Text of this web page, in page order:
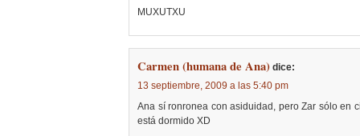
MUXUTXU
Carmen (humana de Ana) dice:
13 septiembre, 2009 a las 5:40 pm
Ana sí ronronea con asiduidad, pero Zar sólo en
está dormido XD